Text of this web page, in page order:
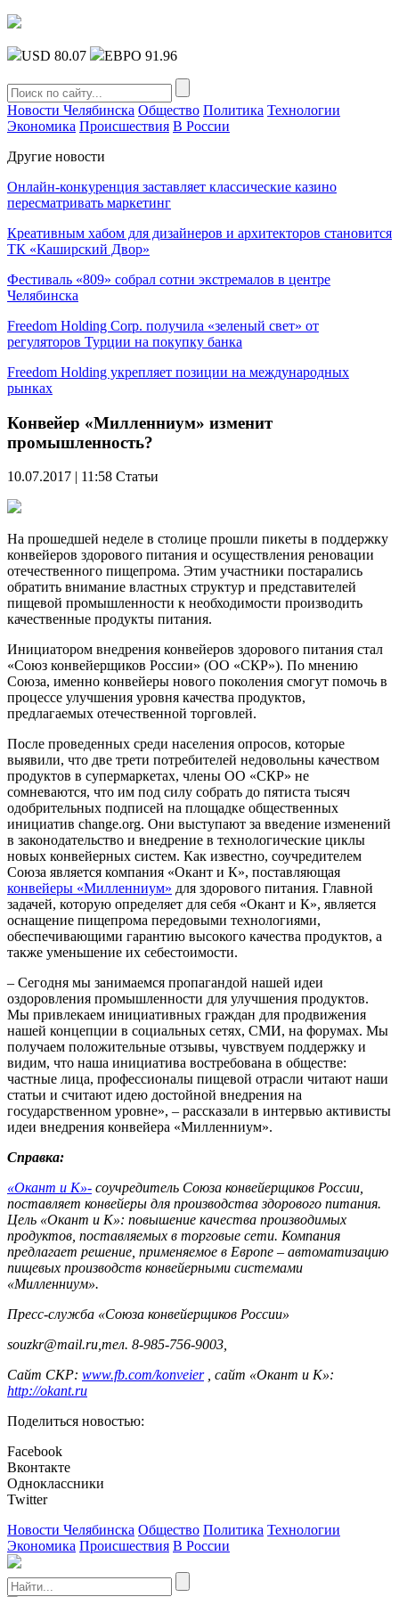
USD 80.07 ЕВРО 91.96
Новости Челябинска Общество Политика Технологии
Экономика Происшествия В России
Другие новости
Онлайн-конкуренция заставляет классические казино
пересматривать маркетинг
Креативным хабом для дизайнеров и архитекторов становится
ТК «Каширский Двор»
Фестиваль «809» собрал сотни экстремалов в центре
Челябинска
Freedom Holding Corp. получила «зеленый свет» от
регуляторов Турции на покупку банка
Freedom Holding укрепляет позиции на международных
рынках
Конвейер «Милленниум» изменит
промышленность?
10.07.2017 | 11:58 Статьи
На прошедшей неделе в столице прошли пикеты в поддержку
конвейеров здорового питания и осуществления реновации
отечественного пищепрома. Этим участники постарались
обратить внимание властных структур и представителей
пищевой промышленности к необходимости производить
качественные продукты питания.
Инициатором внедрения конвейеров здорового питания стал
«Союз конвейерщиков России» (ОО «СКР»). По мнению
Союза, именно конвейеры нового поколения смогут помочь в
процессе улучшения уровня качества продуктов,
предлагаемых отечественной торговлей.
После проведенных среди населения опросов, которые
выявили, что две трети потребителей недовольны качеством
продуктов в супермаркетах, члены ОО «СКР» не
сомневаются, что им под силу собрать до пятиста тысяч
одобрительных подписей на площадке общественных
инициатив change.org. Они выступают за введение изменений
в законодательство и внедрение в технологические циклы
новых конвейерных систем. Как известно, соучредителем
Союза является компания «Окант и К», поставляющая
конвейеры «Милленниум» для здорового питания. Главной
задачей, которую определяет для себя «Окант и К», является
оснащение пищепрома передовыми технологиями,
обеспечивающими гарантию высокого качества продуктов, а
также уменьшение их себестоимости.
– Сегодня мы занимаемся пропагандой нашей идеи
оздоровления промышленности для улучшения продуктов.
Мы привлекаем инициативных граждан для продвижения
нашей концепции в социальных сетях, СМИ, на форумах. Мы
получаем положительные отзывы, чувствуем поддержку и
видим, что наша инициатива востребована в обществе:
частные лица, профессионалы пищевой отрасли читают наши
статьи и считают идею достойной внедрения на
государственном уровне», – рассказали в интервью активисты
идеи внедрения конвейера «Милленниум».
Справка:
«Окант и К»- соучредитель Союза конвейерщиков России,
поставляет конвейеры для производства здорового питания.
Цель «Окант и К»: повышение качества производимых
продуктов, поставляемых в торговые сети. Компания
предлагает решение, применяемое в Европе – автоматизацию
пищевых производств конвейерными системами
«Милленниум».
Пресс-служба «Союза конвейерщиков России»
souzkr@mail.ru,тел. 8-985-756-9003,
Сайт СКР: www.fb.com/konveier, сайт «Окант и К»:
http://okant.ru
Поделиться новостью:
Facebook
Вконтакте
Одноклассники
Twitter
Новости Челябинска Общество Политика Технологии
Экономика Происшествия В России